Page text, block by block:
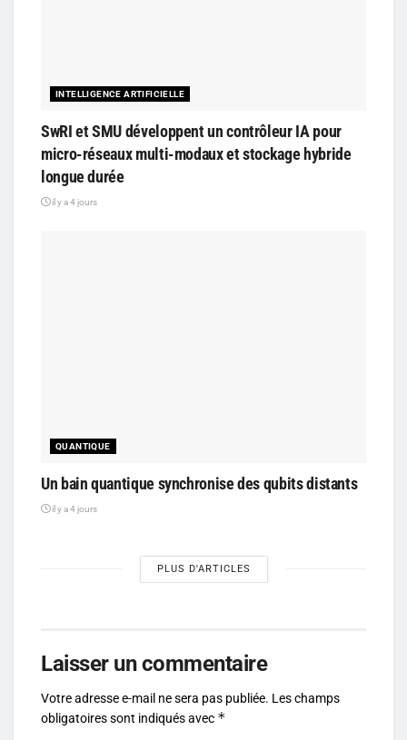
INTELLIGENCE ARTIFICIELLE
SwRI et SMU développent un contrôleur IA pour
micro-réseaux multi-modaux et stockage hybride
longue durée
il y a 4 jours
QUANTIQUE
Un bain quantique synchronise des qubits distants
il y a 4 jours
PLUS D'ARTICLES
Laisser un commentaire
Votre adresse e-mail ne sera pas publiée. Les champs
obligatoires sont indiqués avec *